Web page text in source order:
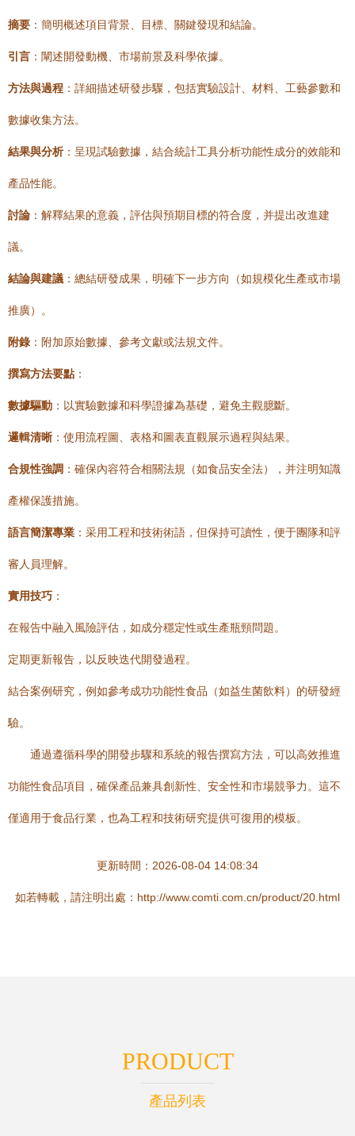
摘要 ：簡明概述項目背景、目標、關鍵發現和結論。
引言 ：闡述開發動機、市場前景及科學依據。
方法與過程 ：詳細描述研發步驟，包括實驗設計、材料、工藝參數和
數據收集方法。
結果與分析：呈現試驗數據，結合統計工具分析功能性成分的效能和
產品性能。
討論 ：解釋結果的意義，評估與預期目標的符合度，并提出改進建
議。
結論與建議 ：總結研發成果，明確下一步方向（如規模化生產或市場
推廣）。
附錄 ：附加原始數據、參考文獻或法規文件。
撰寫方法要點 ：
數據驅動 ：以實驗數據和科學證據為基礎，避免主觀臆斷。
邏輯清晰 ：使用流程圖、表格和圖表直觀展示過程與結果。
合規性強調 ：確保內容符合相關法規（如食品安全法），并注明知識
產權保護措施。
語言簡潔專業 ：采用工程和技術術語，但保持可讀性，便于團隊和評
審人員理解。
實用技巧 ：
在報告中融入風險評估，如成分穩定性或生產瓶頸問題。
定期更新報告，以反映迭代開發過程。
結合案例研究，例如參考成功功能性食品（如益生菌飲料）的研發經
驗。
通過遵循科學的開發步驟和系統的報告撰寫方法，可以高效推進
功能性食品項目，確保產品兼具創新性、安全性和市場競爭力。這不
僅適用于食品行業，也為工程和技術研究提供可復用的模板。
更新時間：2026-08-04 14:08:34
如若轉載，請注明出處：http://www.comti.com.cn/product/20.html
PRODUCT
產品列表